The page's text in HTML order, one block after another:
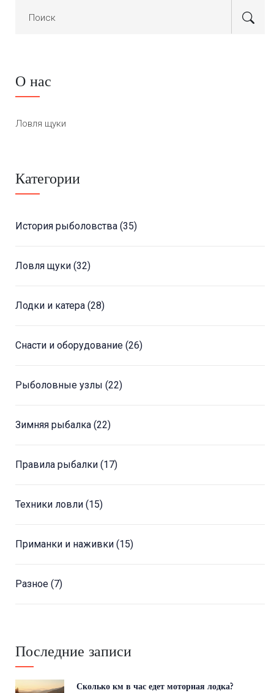
О нас
Ловля щуки
Категории
История рыболовства (35)
Ловля щуки (32)
Лодки и катера (28)
Снасти и оборудование (26)
Рыболовные узлы (22)
Зимняя рыбалка (22)
Правила рыбалки (17)
Техники ловли (15)
Приманки и наживки (15)
Разное (7)
Последние записи
Сколько км в час едет моторная лодка?